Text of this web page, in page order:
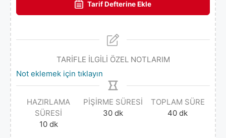
Tarif Defterine Ekle
TARİFLE İLGİLİ ÖZEL NOTLARIM
Not eklemek için tıklayın
HAZIRLAMA
SÜRESI
10 dk
PIŞIRME SÜRESI
30 dk
TOPLAM SÜRE
40 dk